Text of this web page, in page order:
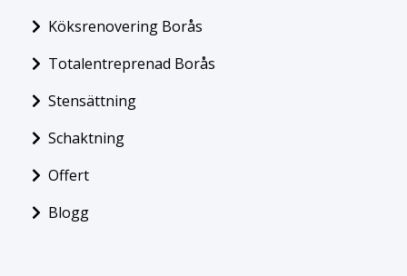
Köksrenovering Borås
Totalentreprenad Borås
Stensättning
Schaktning
Offert
Blogg